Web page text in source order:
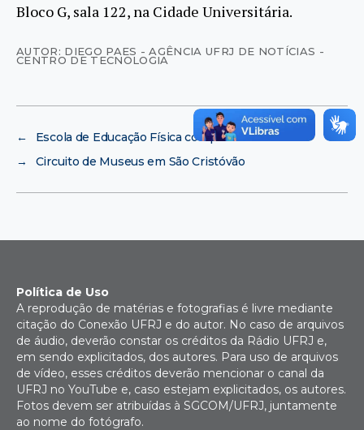
Bloco G, sala 122, na Cidade Universitária.
AUTOR: DIEGO PAES - AGÊNCIA UFRJ DE NOTÍCIAS -
CENTRO DE TECNOLOGIA
←
Escola de Educação Física completa 70 anos
→
Circuito de Museus em São Cristóvão
Política de Uso
A reprodução de matérias e fotografias é livre mediante
citação do Conexão UFRJ e do autor. No caso de arquivos
de áudio, deverão constar os créditos da Rádio UFRJ e,
em sendo explicitados, dos autores. Para uso de arquivos
de vídeo, esses créditos deverão mencionar o canal da
UFRJ no YouTube e, caso estejam explicitados, os autores.
Fotos devem ser atribuídas à SGCOM/UFRJ, juntamente
ao nome do fotógrafo.